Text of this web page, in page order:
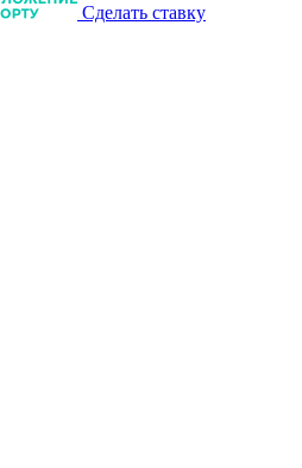
Сделать ставку